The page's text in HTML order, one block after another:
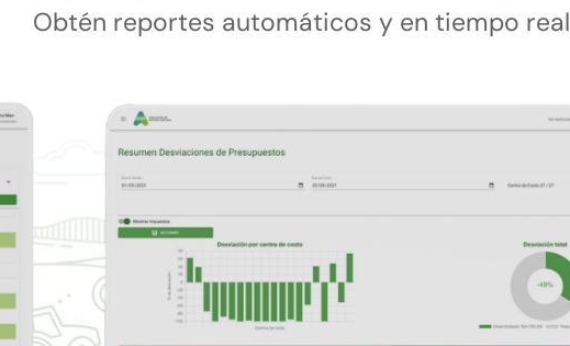
Obtén reportes automáticos y en tiempo real